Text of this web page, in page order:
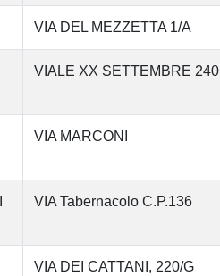
VIA DEL MEZZETTA 1/A
VIALE XX SETTEMBRE 240
VIA MARCONI
VIA Tabernacolo C.P.136
VIA DEI CATTANI, 220/G